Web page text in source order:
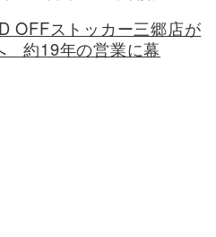
OFFストッカー三郷店が
約19年の営業に幕